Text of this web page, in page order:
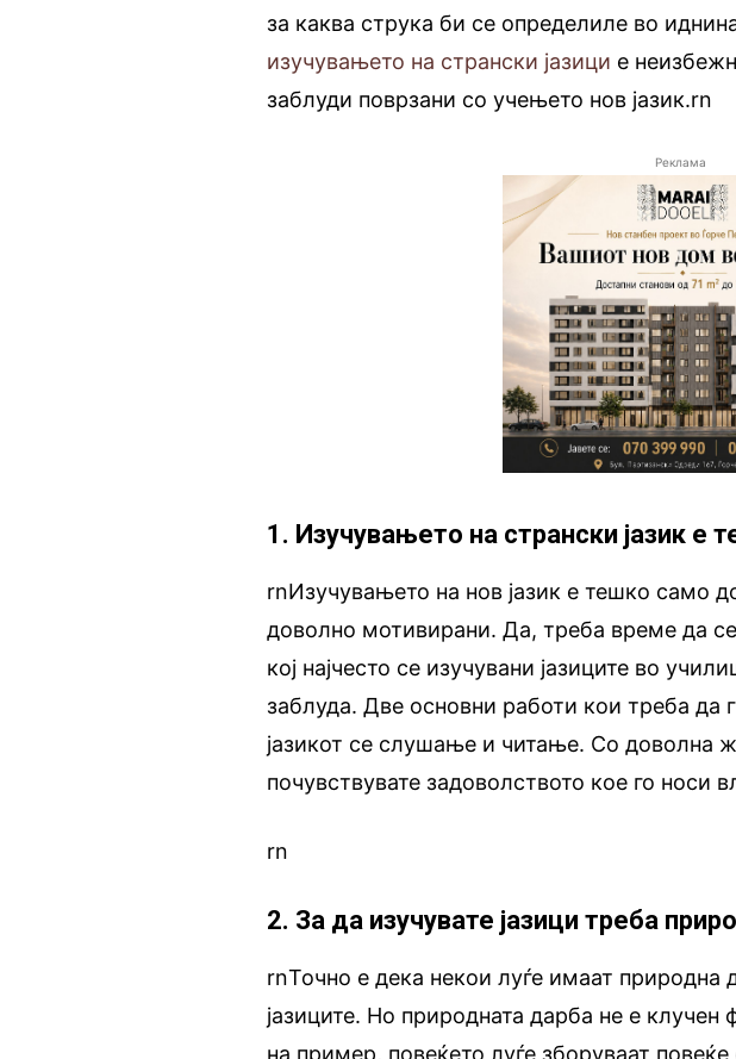
за каква струка би се определиле во
изучувањето на странски јазици е
заблуди поврзани со учењето нов јазик.rn
Реклама
1. Изучувањето на странски јазик е
rnИзучувањето на нов јазик е тешко само
доволно мотивирани. Да, треба време да
кој најчесто се изучувани јазиците во
заблуда. Две основни работи кои треба да
јазикот се слушање и читање. Со доволна
почувствувате задоволството кое го носи
rn
2. За да изучувате јазици треба
rnТочно е дека некои луѓе имаат природна
јазиците. Но природната дарба не е
на пример, повеќето луѓе зборуваат